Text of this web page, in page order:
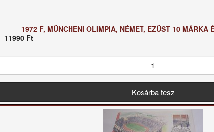
1972 F, MÜNCHENI OLIMPIA, NÉMET, EZÜST 10 MÁRKA
11990 Ft